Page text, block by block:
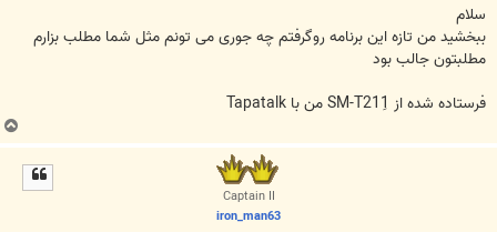
ت
سلام
ببخشید من تازه این برنامه روگرفتم چه جوری می تونم مثل شما مطلب بزارم
مطلبتون جالب بود
فرستاده شده از SM-T211ِ من با Tapatalk
ب
ا
Captain II
iron_man63